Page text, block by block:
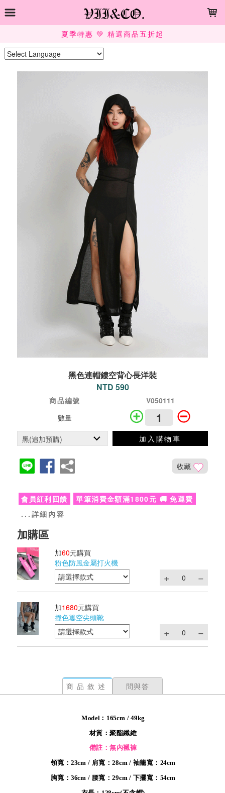
SUMMER SALE 💚 UP TO 50% OFF
黑色連帽鏤空背心長洋裝
NTD 590
商品編號
V050111
數量
加入購物車
收藏
會員紅利回饋
單筆消費金額滿1800元 🚚 免運費
...詳細內容
加60元購買
粉色防風金屬打火機
加1680元購買
撞色簍空尖頭靴
商品敘述 問與答